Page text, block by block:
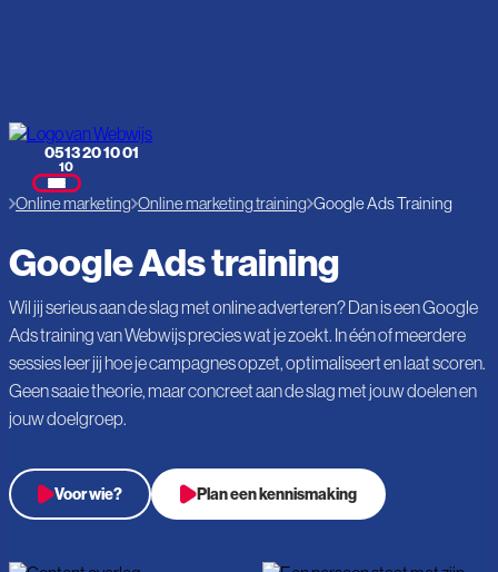
0513 20 10 01
10
Home
Online marketing Online marketing training Google Ads Training
Google Ads training
Wil jij serieus aan de slag met online adverteren? Dan is een Google
Ads training van Webwijs precies wat je zoekt. In één of meerdere
sessies leer jij hoe je campagnes opzet, optimaliseert en laat scoren.
Geen saaie theorie, maar concreet aan de slag met jouw doelen en
jouw doelgroep.
Voor wie? Plan een kennismaking